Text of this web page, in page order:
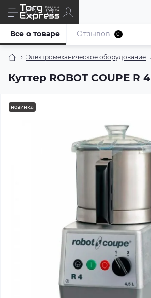
Электромеханическое оборудование
Куттер ROBOT COUPE R 4
Все о товаре Отзывов 0
новинка